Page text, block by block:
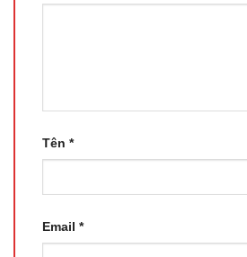
Tên *
Email *